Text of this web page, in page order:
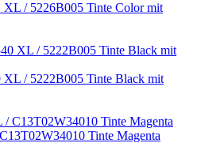
/ 5226B005 Tinte Color mit
XL / 5222B005 Tinte Black mit
Tinte Magenta